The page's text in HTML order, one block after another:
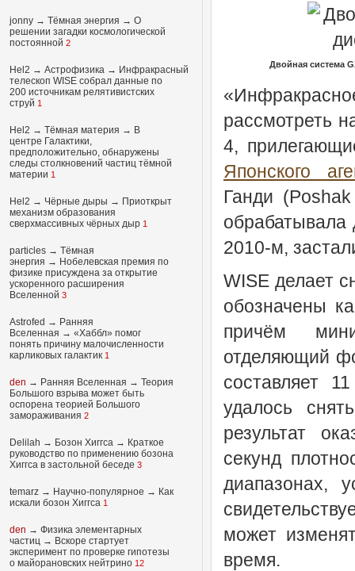
Двойная система
рассмотреть
4,
Японского
Ганди
2010-м,
WISE делает
обозначены
причём
отделяющий
составляет
удалось
результат
секунд
диапазонах,
может
время.
jonny → Тёмная энергия → О
решении загадки космологической
постоянной 2
Hel2 → Астрофизика → Инфракрасный
телескоп WISE собрал данные по
200 источникам релятивистских
струй 1
Hel2 → Тёмная материя → В
центре Галактики,
предположительно, обнаружены
следы столкновений частиц тёмной
материи 1
Hel2 → Чёрные дыры → Приоткрыт
механизм образования
сверхмассивных чёрных дыр 1
particles → Тёмная
энергия → Нобелевская премия по
физике присуждена за открытие
ускоренного расширения
Вселенной 3
Astrofed → Ранняя
Вселенная → «Хаббл» помог
понять причину малочисленности
карликовых галактик 1
den → Ранняя Вселенная → Теория
Большого взрыва может быть
оспорена теорией Большого
замораживания 2
Delilah → Бозон Хиггса → Краткое
руководство по применению бозона
Хиггса в застольной беседе 3
temarz → Научно-популярное → Как
искали бозон Хиггса 1
den → Физика элементарных
частиц → Вскоре стартует
эксперимент по проверке гипотезы
о майорановских нейтрино 12